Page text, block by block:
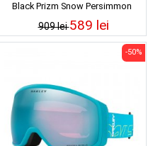
Black Prizm Snow Persimmon
909 lei589 lei
-50%